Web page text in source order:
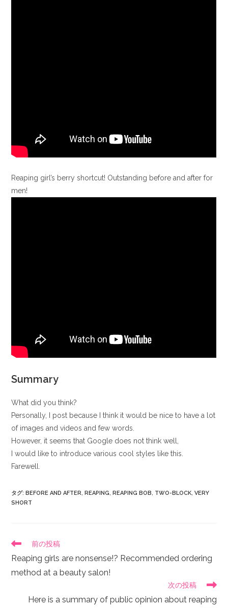
Reaping girl’s berry shortcut! Outstanding before and after for
men!
Summary
What did you think?
Personally, I post because I think it would be nice to have a lot
of images and videos and few words.
However, it seems that Google does not think well,
I would like to introduce various cool styles like this.
Farewell.
タグ: BEFORE AND AFTER, REAPING, REAPING BOB, TWO-BLOCK, VERY
SHORT
前の投稿
Reaping girls are nonsense!? Recommended ordering
method at a beauty salon!
次の投稿
Here is a summary of public opinion about reaping